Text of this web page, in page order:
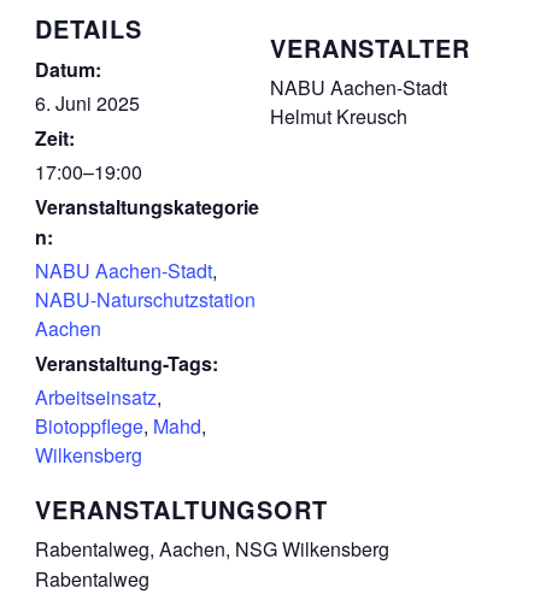
DETAILS
Datum:
6. Juni 2025
Zeit:
17:00–19:00
Veranstaltungskategorie
n:
NABU Aachen-Stadt,
NABU-Naturschutzstation
Aachen
Veranstaltung-Tags:
Arbeitseinsatz,
Biotoppflege, Mahd,
Wilkensberg
VERANSTALTER
NABU Aachen-Stadt
Helmut Kreusch
VERANSTALTUNGSORT
Rabentalweg, Aachen, NSG Wilkensberg
Rabentalweg